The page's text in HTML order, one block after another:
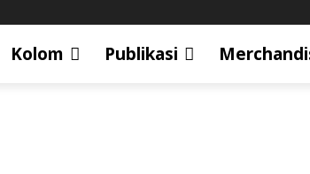
Kolom Publikasi